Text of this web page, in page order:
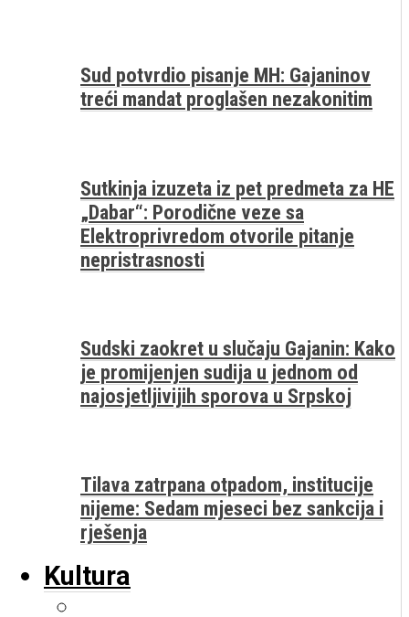
Sud potvrdio pisanje MH: Gajaninov
treći mandat proglašen nezakonitim
Sutkinja izuzeta iz pet predmeta za HE
„Dabar“: Porodične veze sa
Elektroprivredom otvorile pitanje
nepristrasnosti
Sudski zaokret u slučaju Gajanin: Kako
je promijenjen sudija u jednom od
najosjetljivijih sporova u Srpskoj
Tilava zatrpana otpadom, institucije
nijeme: Sedam mjeseci bez sankcija i
rješenja
Kultura